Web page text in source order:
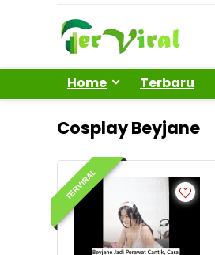
Home Terbaru
Cosplay Beyjane
TERVIRAL